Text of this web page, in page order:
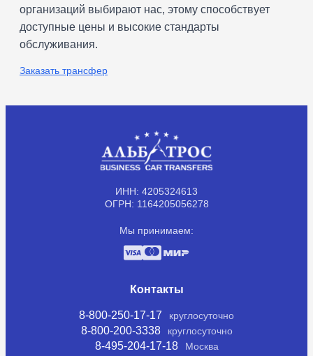
организаций выбирают нас, этому способствует
доступные цены и высокие стандарты
обслуживания.
Заказать трансфер
ИНН: 4205324613
ОГРН: 1164205056278
Мы принимаем:
Контакты
8-800-250-17-17 круглосуточно
8-800-200-3338 круглосуточно
8-495-204-17-18 Москва